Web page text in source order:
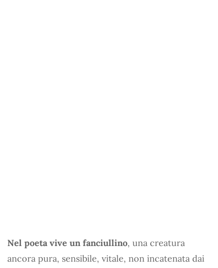
Nel poeta vive un fanciullino, una creatura
ancora pura, sensibile, vitale, non incatenata dai